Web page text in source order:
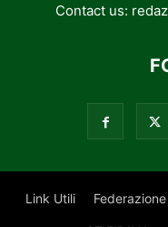
Contact us:
Link Utili